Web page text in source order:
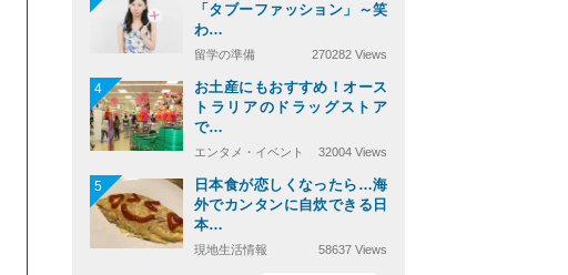
「タブーファッション」～笑
わ…
留学の準備 270282 Views
4
お土産にもおすすめ！オース
トラリアのドラッグストア
で…
エンタメ・イベント 32004 Views
5
日本食が恋しくなったら…海
外でカンタンに自炊できる日
本…
現地生活情報 58637 Views